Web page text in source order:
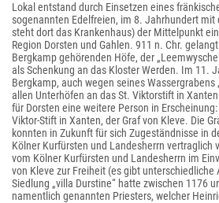
Lokal entstand durch Einsetzen eines
sogenannten Edelfreien, im 8. Jahrhundert
steht dort das Krankenhaus) der Mittelpunkt
Region Dorsten und Gahlen. 911 n. Chr.
Bergkamp gehörenden Höfe, der
als Schenkung an das Kloster Werden. Im 11.
Bergkamp, auch wegen seines
allen Unterhöfen an das St. Viktorstift in
für Dorsten eine weitere Person in
Viktor-Stift in Xanten, der Graf von Kleve. Die
konnten in Zukunft für sich Zugeständnisse in
Kölner Kurfürsten und Landesherrn vertraglich
vom Kölner Kurfürsten und Landesherrn im
von Kleve zur Freiheit (es gibt unterschiedliche
Siedlung „villa Durstine“ hatte zwischen 1176
namentlich genannten Priesters, welcher